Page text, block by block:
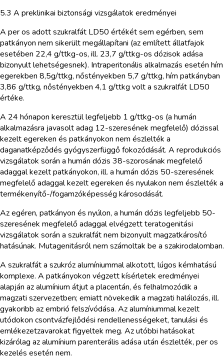
5.3 A preklinikai biztonsági vizsgálatok eredményei
A per os adott szukralfát LD50 értékét sem egérben, sem
patkányon nem sikerült megállapítani (az említett állatfajok
esetében 22,4 g/ttkg-os, ill. 23,7 g/ttkg-os dózisok adása
bizonyult lehetségesnek). Intraperitonális alkalmazás esetén hím
egerekben 8,5g/ttkg, nőstényekben 5,7 g/ttkg, hím patkányban
3,86 g/ttkg, nőstényekben 4,1 g/ttkg volt a szukralfát LD50
értéke.
A 24 hónapon keresztül legfeljebb 1 g/ttkg-os (a humán
alkalmazásra javasolt adag 12-szeresének megfelelő) dózissal
kezelt egereken és patkányokon nem észlelték a
daganatképződés gyógyszerfüggő fokozódását. A reprodukciós
vizsgálatok során a humán dózis 38-szorosának megfelelő
adaggal kezelt patkányokon, ill. a humán dózis 50-szeresének
megfelelő adaggal kezelt egereken és nyulakon nem észlelték a
termékenyítő-/fogamzóképesség károsodását.
Az egéren, patkányon és nyúlon, a humán dózis legfeljebb 50-
szeresének megfelelő adaggal elvégzett teratogenitási
vizsgálatok során a szukralfát nem bizonyult magzatkárosító
hatásúnak. Mutagenitásról nem számoltak be a szakirodalomban.
A szukralfát a szukróz alumíniummal alkotott, lúgos kémhatású
komplexe. A patkányokon végzett kísérletek eredményei
alapján az alumínium átjut a placentán, és felhalmozódik a
magzati szervezetben; emiatt növekedik a magzati halálozás, ill.
gyakoribb az embrió felszívódása. Az alumíniummal kezelt
utódokon csontvázfejlődési rendellenességeket, tanulási és
emlékezetzavarokat figyeltek meg. Az utóbbi hatásokat
kizárólag az alumínium parenterális adása után észlelték, per os
kezelés esetén nem.